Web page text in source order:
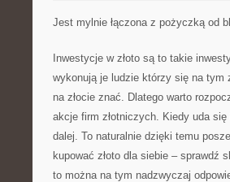
Jest mylnie łączona z pożyczką od
Inwestycje w złoto są to takie
wykonują je ludzie którzy się na tym
na złocie znać. Dlatego warto
akcje firm złotniczych. Kiedy uda
dalej. To naturalnie dzięki temu
kupować złoto dla siebie – sprawdź
to można na tym nadzwyczaj